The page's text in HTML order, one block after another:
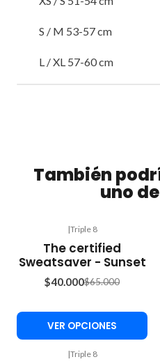
S / M 53-57 cm
L / XL 57-60 cm
También
uno
|Triple 8
The certified
Sweatsaver - Sunset
$40.000$65.000
VER OPCIONES
|Triple 8